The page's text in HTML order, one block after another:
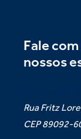
Fale com
nossos
Rua Fritz
CEP 89092-